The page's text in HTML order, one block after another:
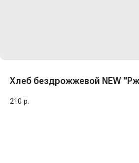
Хлеб бездрожжевой NEW
210 р.